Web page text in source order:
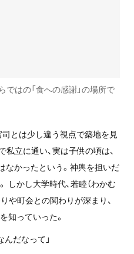
はの「食への感謝」の場所で
司とは少し違う視点で築地を見
立に通い、実は子供の頃は、
なかったという。神輿を担いだ
しかし大学時代、若睦（わかむ
や町会との関わりが深まり、
知っていった。
だなって」